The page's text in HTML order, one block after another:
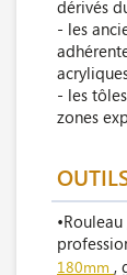
dérivés
- les
- les
zones
180mm ,